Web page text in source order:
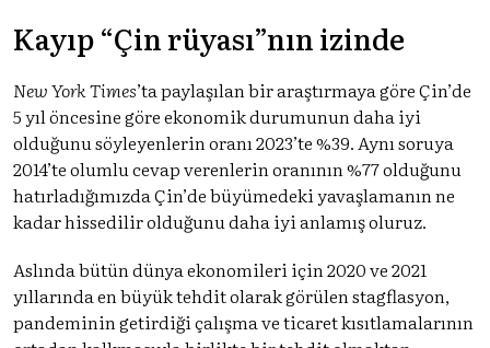
Kayıp “Çin rüyası”nın izinde
New York Times’ta paylaşılan biraraştırmaya göre Çin’de
5 yıl öncesine göre ekonomik durumunun daha iyi
olduğunu söyleyenlerin oranı 2023’te %39. Aynı soruya
2014’te olumlu cevap verenlerin oranının %77 olduğunu
hatırladığımızda Çin’de büyümedeki yavaşlamanın ne
kadar hissedilir olduğunu daha iyi anlamış oluruz.
Aslında bütün dünya ekonomileri için 2020 ve 2021
yıllarında en büyük tehdit olarak görülen stagflasyon,
pandeminin getirdiği çalışma ve ticaret kısıtlamalarının